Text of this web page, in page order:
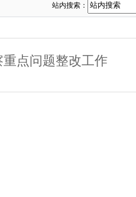
站内搜索：
点问题整改工作